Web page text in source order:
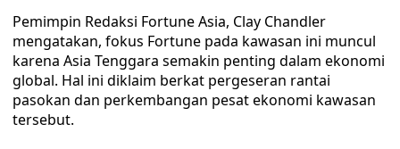
Pemimpin Redaksi Fortune Asia, Clay Chandler
mengatakan, fokus Fortune pada kawasan ini muncul
karena Asia Tenggara semakin penting dalam ekonomi
global. Hal ini diklaim berkat pergeseran rantai
pasokan dan perkembangan pesat ekonomi kawasan
tersebut.